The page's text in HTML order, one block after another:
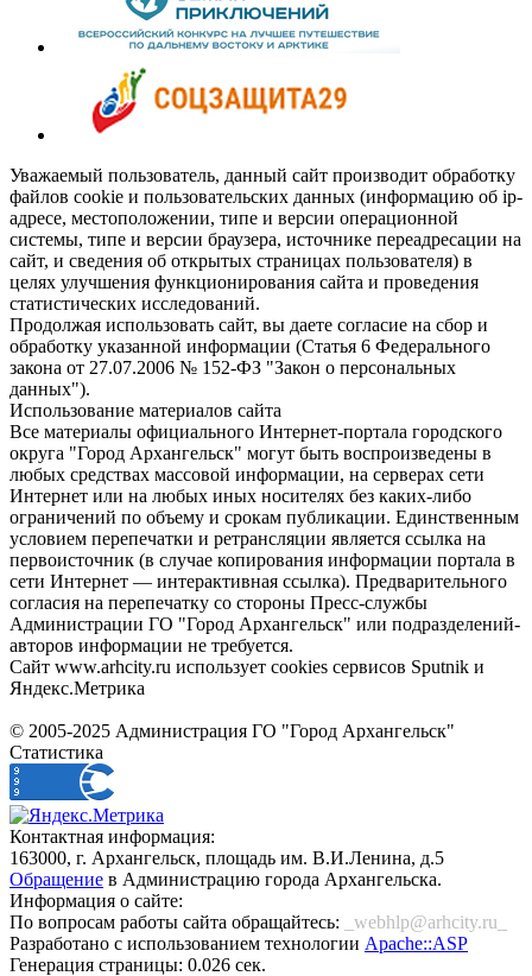
Уважаемый пользователь, данный сайт производит обработку
файлов cookie и пользовательских данных (информацию об ip-
адресе, местоположении, типе и версии операционной
системы, типе и версии браузера, источнике переадресации на
сайт, и сведения об открытых страницах пользователя) в
целях улучшения функционирования сайта и проведения
статистических исследований.
Продолжая использовать сайт, вы даете согласие на сбор и
обработку указанной информации (Статья 6 Федерального
закона от 27.07.2006 № 152-ФЗ "Закон о персональных
данных").
Использование материалов сайта
Все материалы официального Интернет-портала городского
округа "Город Архангельск" могут быть воспроизведены в
любых средствах массовой информации, на серверах сети
Интернет или на любых иных носителях без каких-либо
ограничений по объему и срокам публикации. Единственным
условием перепечатки и ретрансляции является ссылка на
первоисточник (в случае копирования информации портала в
сети Интернет — интерактивная ссылка). Предварительного
согласия на перепечатку со стороны Пресс-службы
Администрации ГО "Город Архангельск" или подразделений-
авторов информации не требуется.
Сайт www.arhcity.ru использует cookies сервисов Sputnik и
Яндекс.Метрика
© 2005-2025 Администрация ГО "Город Архангельск"
Статистика
Контактная информация:
163000, г. Архангельск, площадь им. В.И.Ленина, д.5
Обращение в Администрацию города Архангельска.
Информация о сайте:
По вопросам работы сайта обращайтесь:
_webhlp@arhcity.ru_
Разработано с использованием технологии Apache::ASP
Генерация страницы: 0.026 сек.